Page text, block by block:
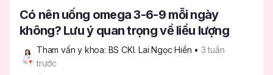
Có nên uống omega 3-6-9 mỗi ngày
không? Lưu ý quan trọng về liều lượng
Tham vấn y khoa: BS CKI. Lai Ngọc Hiền • 3 tuần
trước